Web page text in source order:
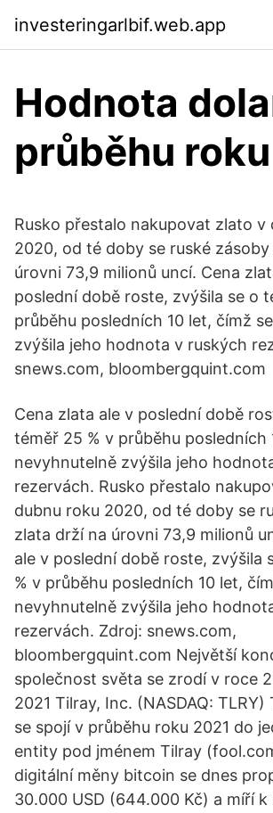
investeringarlbif.web.app
Hodnota
průběhu
Rusko přestalo nakupovat zlato v
2020, od té doby se ruské
úrovni 73,9 milionů uncí. Cena
poslední době roste, zvýšila se o
průběhu posledních 10 let, čímž
zvýšila jeho hodnota v ruských
snews.com, bloombergquint.com
Cena zlata ale v poslední době
téměř 25 % v průběhu posledních
nevyhnutelně zvýšila jeho
rezervách. Rusko přestalo
dubnu roku 2020, od té doby se
zlata drží na úrovni 73,9 milionů
ale v poslední době roste, zvýšila
% v průběhu posledních 10 let,
nevyhnutelně zvýšila jeho
rezervách. Zdroj: snews.com,
bloombergquint.com Největší
společnost světa se zrodí v roce
2021 Tilray, Inc. (NASDAQ: TLRY)
se spojí v průběhu roku 2021 do
entity pod jménem Tilray
digitální měny bitcoin se dnes
30.000 USD (644.000 Kč) a míří k